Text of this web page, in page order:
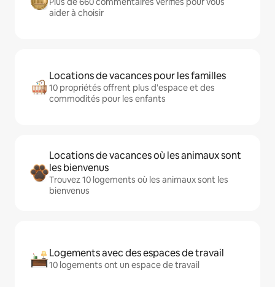
aider à choisir
Locations de vacances pour les familles
10 propriétés offrent plus d'espace et des
commodités pour les enfants
Locations de vacances où les animaux sont
les bienvenus
Trouvez 10 logements où les animaux sont les
bienvenus
Logements avec des espaces de travail
10 logements ont un espace de travail